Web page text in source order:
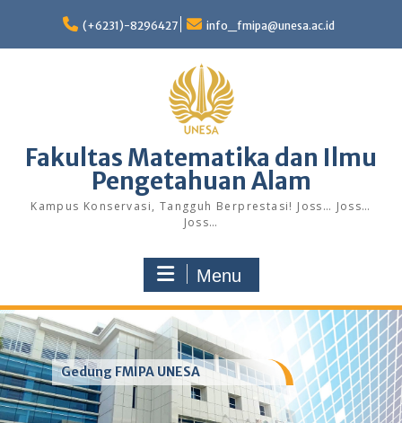
content
(+6231)-8296427 info_fmipa@unesa.ac.id
Fakultas Matematika dan Ilmu
Pengetahuan Alam
Kampus Konservasi, Tangguh Berprestasi! Joss… Joss…
Joss…
Menu
Gedung FMIPA UNESA